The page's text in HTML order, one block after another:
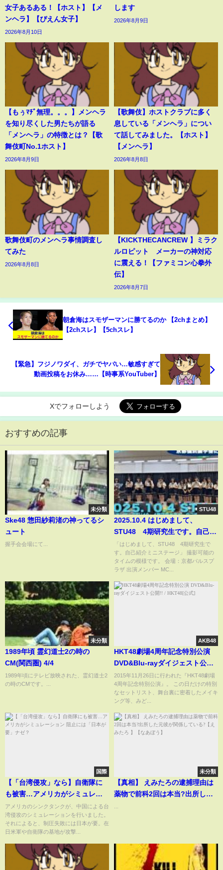
女子あるある！【ホスト】【メ
ンヘラ】【ぴえん女子】
2026年8月10日
します
2026年8月9日
【もぅﾏﾁﾞ無理。。。】メンヘラ
を知り尽くした男たちが語る
「メンヘラ」の特徴とは？【歌
舞伎町No.1ホスト】
2026年8月9日
【歌舞伎】ホストクラブに多く
息している「メンヘラ」につい
て話してみました。【ホスト】
【メンヘラ】
2026年8月8日
歌舞伎町のメンヘラ事情調査し
てみた
2026年8月8日
【KICKTHECANCREW 】ミラク
ルロピット メーカーの神対応
に震える！【ファミコン心拳外
伝】
2026年8月7日
朝倉海はスモザーマンに勝てるのか 【2chまとめ】
【2chスレ】【5chスレ】
【緊急】フジノワダイ、ガチでヤバい…敏感すぎて
動画投稿をお休み……【時事系YouTuber】
Xでフォローしよう
おすすめの記事
未分類
Ske48 惣田紗莉渚の神ってるシ
ュート
握手会会場にて...
STU48
2025.10.4 はじめまして、
STU48 4期研究生です。自己紹
介ミニステージ Kyoto masa's
vlog
「はじめまして、STU48 4期研究生で
す。自己紹介ミニステージ」 撮影可能の
タイムの模様です。 会場：京都パルスプ
ラザ 出演メンバー MC...
未分類
1989年頃 霊幻道士2の時の
CM(関西圏) 4/4
1989年頃にテレビ放映された、霊幻道士2
の時のCMです。...
AKB48
HKT48劇場4周年記念特別公演
DVD&Blu-rayダイジェスト公
開!! / HKT48[公式]
2015年11月26日に行われた『HKT48劇場
4周年記念特別公演』。 この日だけの特別
なセットリスト、舞台裏に密着したメイキ
ング等、みど...
国際
【「台湾侵攻」なら】自衛隊に
も被害…アメリカがシミュレー
ション 阻止には「日本が要」ナ
ゼ？
アメリカのシンクタンクが、中国による台
湾侵攻のシミュレーションを行いました。
それによると、制圧失敗には日本が要。在
日米軍や自衛隊の基地が攻撃...
未分類
【真相】 えみたろの逮捕理由は
薬物で前科2回は本当?出所した